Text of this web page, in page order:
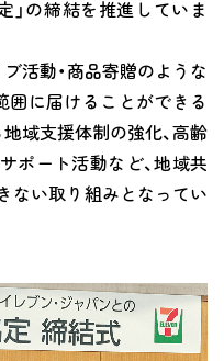
」の締結を推進していま
活動・商品寄贈のような
囲に届けることができる
域支援体制の強化、高齢
ポート活動など、地域共
ない取り組みとなってい